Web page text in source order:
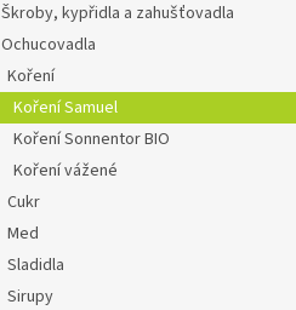
Škroby, kypřidla a zahušťovadla
Ochucovadla
Koření
Koření Samuel
Koření Sonnentor BIO
Koření vážené
Cukr
Med
Sladidla
Sirupy